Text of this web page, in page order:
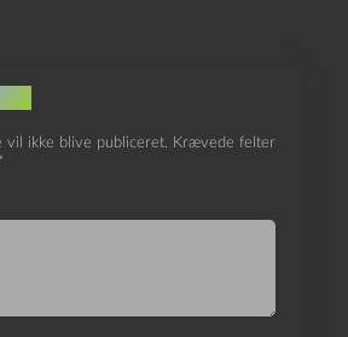
vil ikke blive publiceret. Krævede felter
*